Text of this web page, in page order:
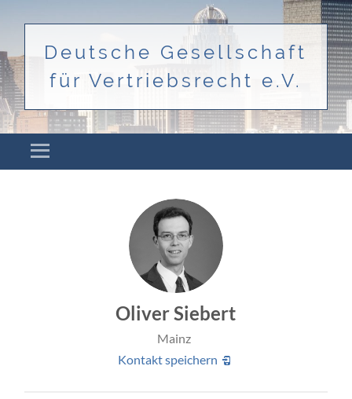
Deutsche Gesellschaft
für Vertriebsrecht e.V.
Oliver Siebert
Mainz
Kontakt speichern